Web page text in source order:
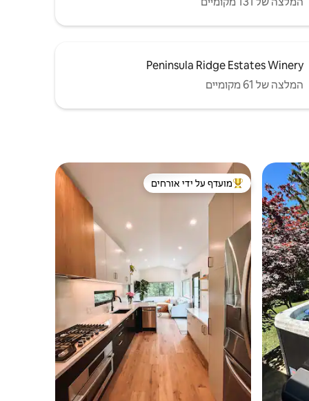
Peninsula Ridge Estates Winery
המלצה של 61 מקומיים
מוביל בקרב נכסים מועדפים על ידי אורחים
מועדף על ידי אורחים